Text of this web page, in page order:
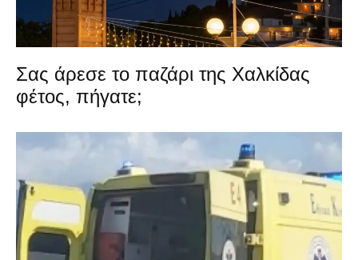
Σας άρεσε το παζάρι της Χαλκίδας
φέτος, πήγατε;